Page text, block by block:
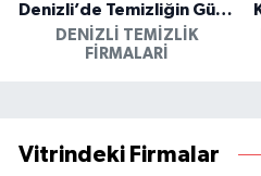
Denizli’de Temizliğin Güvenilir Adresi: Özkan Yerinde Yıkama
DENIZLI TEMIZLIK
FIRMALARI
Vitrindeki Firmalar